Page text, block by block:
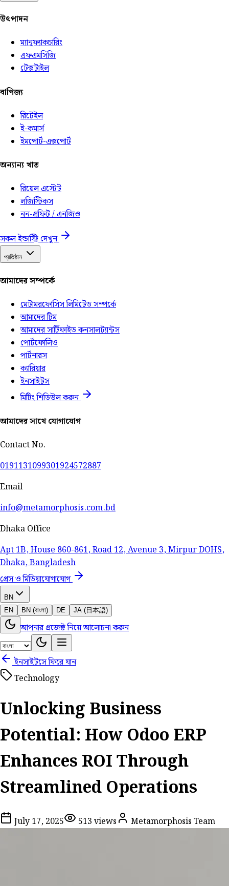
উৎপাদন
ম্যানুফ্যাকচারিং
এফএমসিজি
টেক্সটাইল
বাণিজ্য
রিটেইল
ই-কমার্স
ইমপোর্ট-এক্সপোর্ট
অন্যান্য খাত
রিয়েল এস্টেট
লজিস্টিকস
নন-প্রফিট / এনজিও
সকল ইন্ডাস্ট্রি দেখুন
প্রতিষ্ঠান
আমাদের সম্পর্কে
মেটামরফোসিস লিমিটেড সম্পর্কে
আমাদের টিম
আমাদের সার্টিফাইড কনসালট্যান্টস
পোর্টফোলিও
পার্টনারস
ক্যারিয়ার
ইনসাইটস
মিটিং শিডিউল করুন
আমাদের সাথে যোগাযোগ
Contact No.
0191131099301924572887
Email
info@metamorphosis.com.bd
Dhaka Office
Apt 1B, House 860-861, Road 12, Avenue 3, Mirpur DOHS,
Dhaka, Bangladesh
প্রেস ও মিডিয়াযোগাযোগ
BN
EN
BN (বাংলা) DE JA (日本語)
আপনার প্রজেক্ট নিয়ে আলোচনা করুন
ইনসাইটসে ফিরে যান
Technology
Unlocking Business
Potential: How Odoo ERP
Enhances ROI Through
Streamlined Operations
July 17, 2025 513 views Metamorphosis Team